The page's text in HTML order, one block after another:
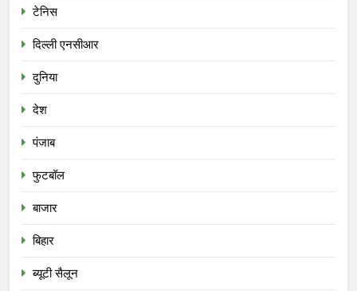
टेनिस
दिल्ली एनसीआर
दुनिया
देश
पंजाब
फुटबॉल
बाजार
बिहार
ब्यूटी सैलून